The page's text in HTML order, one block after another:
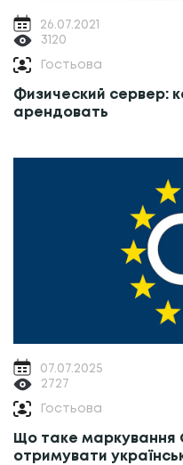
26.07.2021
3120
Гостьова
Физический сервер:
арендовать
07.07.2025
2727
Гостьова
Що таке маркування
отримувати